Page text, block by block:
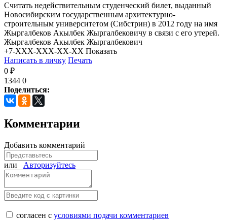
Считать недействительным студенческий билет, выданный
Новосибирским государственным архитектурно-
строительным университетом (Сибстрин) в 2012 году на имя
Жыргалбеков Акылбек Жыргалбековичу в связи с его утерей.
Жыргалбеков Акылбек Жыргалбекович
+7-XXX-XXX-XX-XX Показать
Написать в личку Печать
0 ₽
1344 0
Поделиться:
Комментарии
Добавить комментарий
или Авторизуйтесь
согласен с условиями подачи комментариев